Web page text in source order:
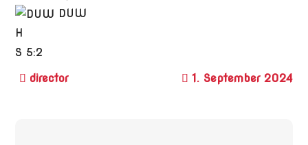
DUW
H
S 5:2
1. September 2024